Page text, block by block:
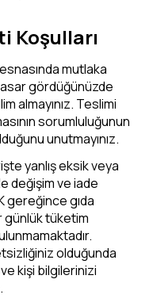
Koşulları
mutlaka
gördüğünüzde
almayınız. Teslimi
sorumluluğunun
unutmayınız.
yanlış eksik veya
değişim ve iade
gereğince gıda
günlük tüketim
olduğunda
kişi bilgilerinizi